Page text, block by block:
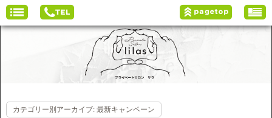
カテゴリー別アーカイブ: 最新キャンペーン